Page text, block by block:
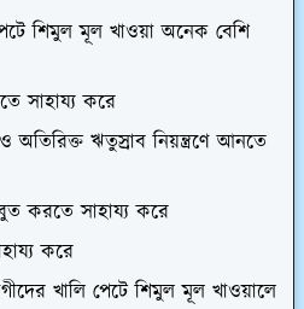
শিমুল মূল খাওয়া অনেক বেশি
সাহায্য করে
অতিরিক্ত ঋতুস্রাব নিয়ন্ত্রণে আনতে
করতে সাহায্য করে
করে
খালি পেটে শিমুল মূল খাওয়ালে